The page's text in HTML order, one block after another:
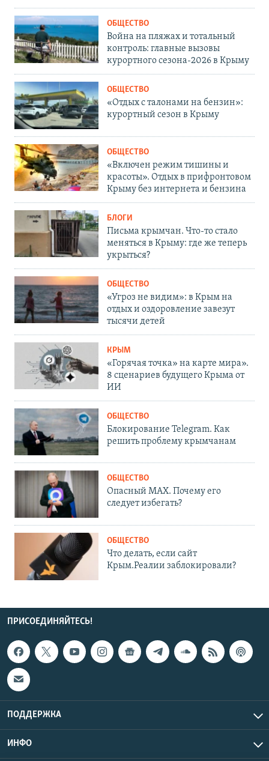
ОБЩЕСТВО
Война на пляжах и тотальный
контроль: главные вызовы
курортного сезона-2026 в Крыму
ОБЩЕСТВО
«Отдых с талонами на бензин»:
курортный сезон в Крыму
ОБЩЕСТВО
«Включен режим тишины и
красоты». Отдых в прифронтовом
Крыму без интернета и бензина
БЛОГИ
Письма крымчан. Что-то стало
меняться в Крыму: где же теперь
укрыться?
ОБЩЕСТВО
«Угроз не видим»: в Крым на
отдых и оздоровление завезут
тысячи детей
КРЫМ
«Горячая точка» на карте мира».
8 сценариев будущего Крыма от
ИИ
ОБЩЕСТВО
Блокирование Telegram. Как
решить проблему крымчанам
ОБЩЕСТВО
Опасный MAX. Почему его
следует избегать?
ОБЩЕСТВО
Что делать, если сайт
Крым.Реалии заблокировали?
ПРИСОЕДИНЯЙТЕСЬ!
ПОДДЕРЖКА
ИНФО